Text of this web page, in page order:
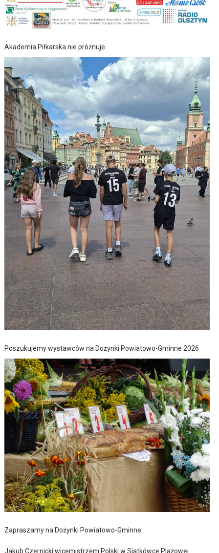
Akademia Piłkarska nie próżnuje
Poszukujemy wystawców na Dożynki Powiatowo-Gminne 2026
Zapraszamy na Dożynki Powiatowo-Gminne
Jakub Czernicki wicemistrzem Polski w Siatkówce Plażowej